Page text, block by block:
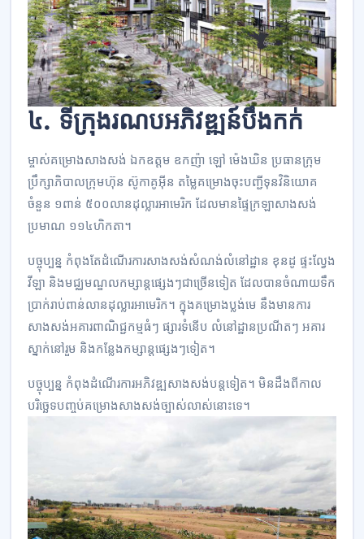
៤. ទីក្រុង​​រណប​​អភិវឌ្ឍន៍​​បឹងកក់
ម្ចាស់​គម្រោង​សាងសង់ ឯកឧត្តម ឧកញ៉ា ឡៅ ម៉េងឃិន ប្រធាន​ក្រុម
ប្រឹក្សាភិបាល​ក្រុមហ៊ុន ស៊ូកាគូអ៊ីន តម្លៃ​គម្រោង​ចុះ​បញ្ជី​ទុន​វិនិយោគ​
ចំនួន ១ពាន់ ៥០០​លាន​ដុល្លារ​អាមេរិក ដែល​មាន​ផ្ទៃ​ក្រឡា​សាងសង់​​
ប្រមាណ ១១៤​ហិកតា។
បច្ចុប្បន្ន កំពុង​តែ​ដំណើរការ​សាងសង់​សំណង់​លំនៅដ្ឋាន ខុនដូ ផ្ទះ​ល្វែង
វីឡា និង​មជ្ឈមណ្ឌល​កម្សាន្ត​ផ្សេងៗ​ជា​ច្រើន​ទៀត ដែល​បាន​ចំណាយ​ទឹក​
ប្រាក់​រាប់​ពាន់​លាន​ដុល្លារ​អាមេរិក។ ក្នុង​គម្រោង​ប្លង់មេ នឹង​មាន​ការ​
សាងសង់​អគារ​ពាណិជ្ជកម្ម​ធំៗ ផ្សារ​ទំនើប លំនៅដ្ឋាន​ប្រណីតៗ អគារ​
ស្នាក់នៅ​រួម និង​កន្លែង​កម្សាន្ត​ផ្សេងៗ​ទៀត។
បច្ចុប្បន្ន កំពុង​ដំណើរការ​អភិវឌ្ឍ​សាងសង់​បន្ត​ទៀត។ មិន​ដឹង​ពី​កាល​
បរិច្ឆេទ​បញ្ចប់​គម្រោង​សាងសង់​ច្បាស់​លាស់​នោះ​ទេ។